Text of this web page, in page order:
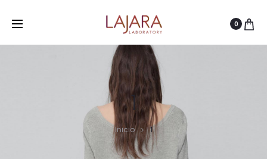
0
1
Inicio 1